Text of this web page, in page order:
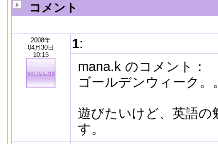
コメント
2008年
04月30日
10:15
1:
mana.k のコメント：
ゴールデンウィーク。
遊びたいけど、英語の
す。